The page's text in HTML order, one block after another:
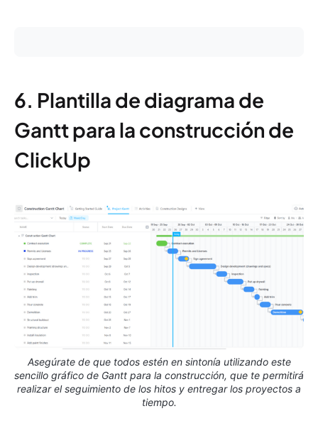
6. Plantilla de diagrama de
Gantt para la construcción de
ClickUp
Asegúrate de que todos estén en sintonía utilizando este
sencillo gráfico de Gantt para la construcción, que te permitirá
realizar el seguimiento de los hitos y entregar los proyectos a
tiempo.